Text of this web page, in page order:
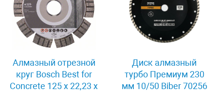
Алмазный отрезной
круг Bosch Best for
Concrete 125 x 22,23 x
Диск алмазный
турбо Премиум 230
мм 10/50 Biber 70256